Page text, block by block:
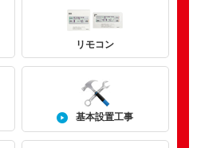
リモコン
基本設置工事